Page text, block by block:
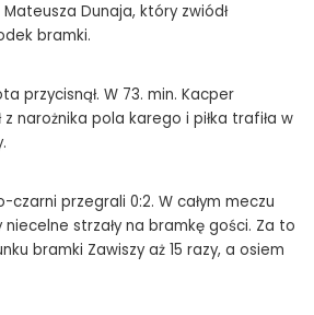
Dunaja, który zwiódł
bramki.
przycisnął. W 73. min. Kacper
z narożnika pola karego i piłka trafiła w
przegrali 0:2. W całym meczu
strzały na bramkę gości. Za to
bramki Zawiszy aż 15 razy, a osiem